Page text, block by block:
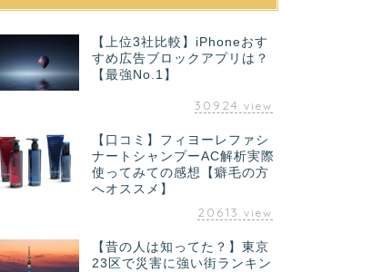
【上位3社比較】iPhoneおす
すめ広告ブロックアプリは？
【最強No.1】
30924 view
【口コミ】フィヨーレファシ
ナートシャンプーAC解析実際
使ってみての感想【癖毛の方
へオススメ】
20613 view
【昔の人は知ってた？】東京
23区で災害に強い街ランキン